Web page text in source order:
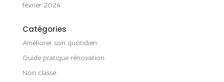
février 2024
Catégories
Améliorer son quotidien
Guide pratique rénovation
Non classé